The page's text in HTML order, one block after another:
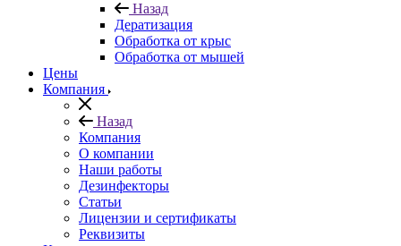
Назад
Дератизация
Обработка от крыс
Обработка от мышей
Цены
Компания
Назад
Компания
О компании
Наши работы
Дезинфекторы
Статьи
Лицензии и сертификаты
Реквизиты